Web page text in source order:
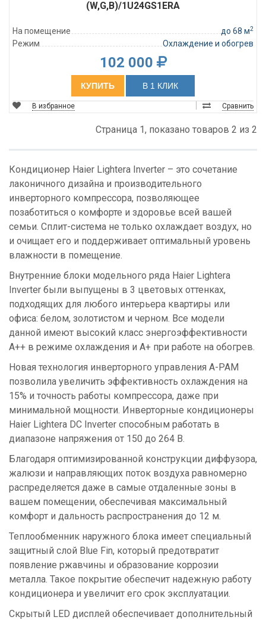
(W,G,B)/1U24GS1ERA
На помещение до 68 м2
Режим Охлаждение и обогрев
102 000
КУПИТЬ В 1 КЛИК
В избранное Сравнить
Страница 1, показано товаров 2 из 2
Кондиционер Haier Lightera Inverter – это сочетание
лаконичного дизайна и производительного
инверторного компрессора, позволяющее
позаботиться о комфорте и здоровье всей вашей
семьи. Сплит-система не только охлаждает воздух, но
и очищает его и поддерживает оптимальный уровень
влажности в помещение.
Внутренние блоки модельного ряда Haier Lightera
Inverter были выпущены в 3 цветовых оттенках,
подходящих для любого интерьера квартиры или
офиса: белом, золотистом и черном. Все модели
данной имеют высокий класс энергоэффективности
А++ в режиме охлаждения и А+ при работе на обогрев.
Новая технология инверторного управления A-PAM
позволила увеличить эффективность охлаждения на
15% и точность работы компрессора, даже при
минимальной мощности. Инверторные кондиционеры
Haier Lightera DC Inverter способным работать в
диапазоне напряжения от 150 до 264 В.
Благодаря оптимизированной конструкции диффузора,
жалюзи и направляющих поток воздуха равномерно
распределяется даже в самые отдаленные зоны в
вашем помещении, обеспечивая максимальный
комфорт и дальность распространения до 12 м.
Теплообменник наружного блока имеет специальный
защитный слой Blue Fin, который предотвратит
появление ржавчины и образование коррозии
металла. Такое покрытие обеспечит надежную работу
кондиционера и увеличит его срок эксплуатации.
Скрытый LED дисплей обеспечивает дополнительный